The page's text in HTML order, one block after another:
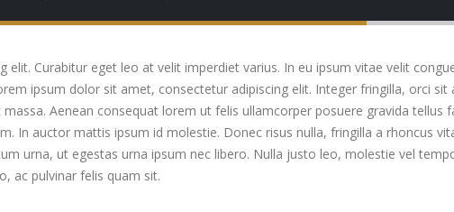
Curabitur eget leo at velit imperdiet varius. In eu ipsum vitae velit
ipsum dolor sit amet, consectetur adipiscing elit. Integer fringilla, orci
Aenean consequat lorem ut felis ullamcorper posuere gravida tellus
In auctor mattis ipsum id molestie. Donec risus nulla, fringilla a rhoncus
urna, ut egestas urna ipsum nec libero. Nulla justo leo, molestie vel
ac pulvinar felis quam sit.